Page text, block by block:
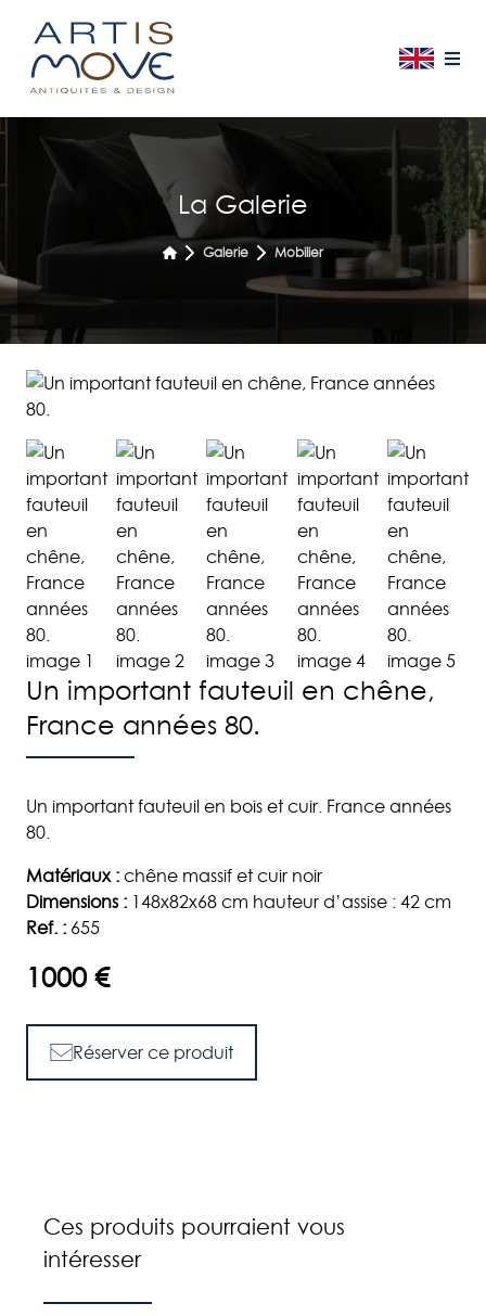
La Galerie
Galerie Mobilier
Un important fauteuil en chêne,
France années 80.
Un important fauteuil en bois et cuir. France années
80.
Matériaux :chêne massif et cuir noir
Dimensions : 148x82x68 cm hauteur d’assise : 42 cm
Ref. : 655
1000 €
Réserver ce produit
Ces produits pourraient vous
intéresser